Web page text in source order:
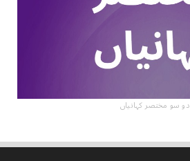
دو سو مختصر کہانیاں